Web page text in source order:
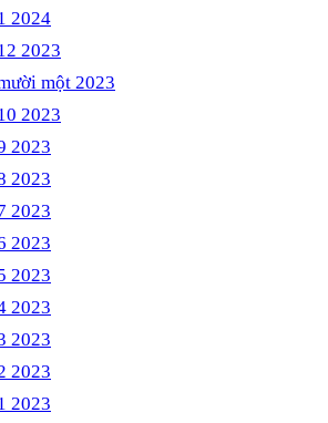
2024
2023
một 2023
2023
2023
2023
2023
2023
2023
2023
2023
2023
2023